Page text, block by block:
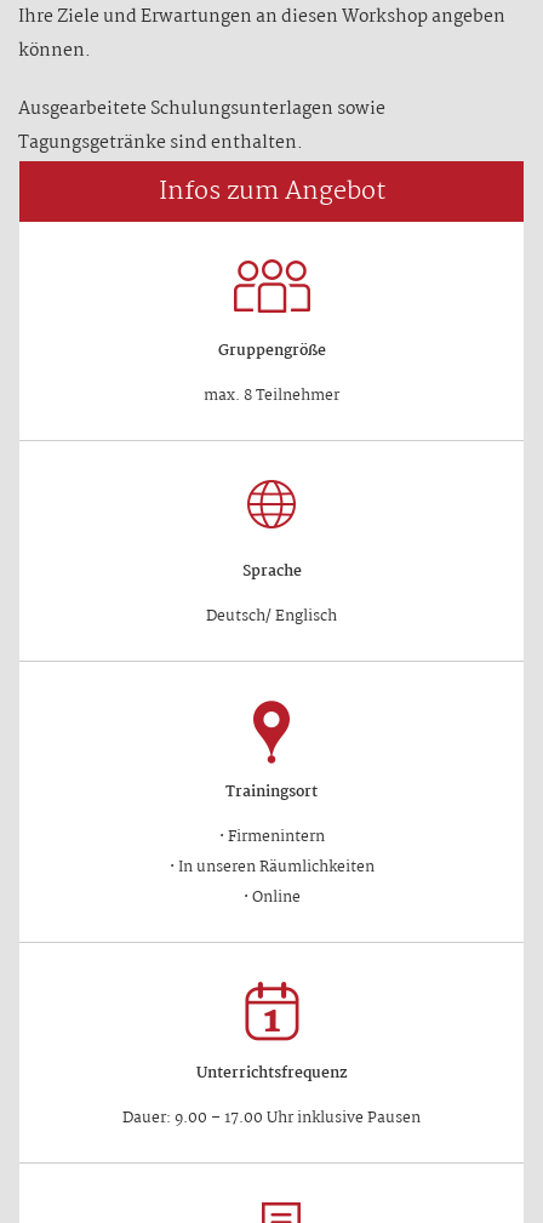
Ihre Ziele und Erwartungen an diesen Workshop angeben
können.
Ausgearbeitete Schulungsunterlagen sowie
Tagungsgetränke sind enthalten.
Infos zum Angebot
Gruppengröße
max. 8 Teilnehmer
Sprache
Deutsch/ Englisch
Trainingsort
·Firmenintern
·In unseren Räumlichkeiten
·Online
Unterrichtsfrequenz
Dauer: 9.00 – 17.00 Uhr inklusive Pausen